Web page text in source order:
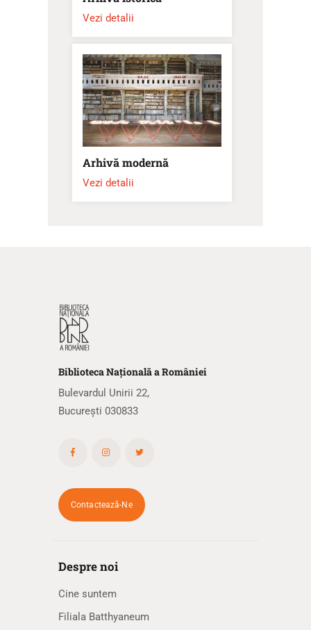
Vezi detalii
Arhivă modernă
Vezi detalii
BibliotecaNaționalăa României
Bulevardul Unirii 22,
București 030833
Contactează-Ne
Despre noi
Cine suntem
Filiala Batthyaneum